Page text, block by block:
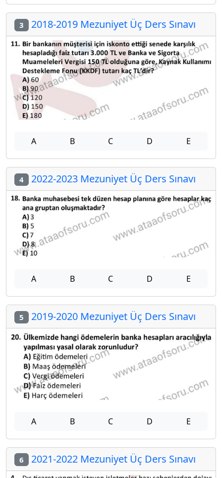
3 2018-2019 Mezuniyet Üç Ders Sınavı
A B C D E
4 2022-2023 Mezuniyet Üç Ders Sınavı
A B C D E
5 2019-2020 Mezuniyet Üç Ders Sınavı
A B C D E
6 2021-2022 Mezuniyet Üç Ders Sınavı